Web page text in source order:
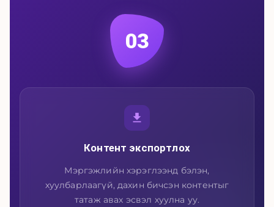
03
Контент экспортлох
Мэргэжлийн хэрэглээнд бэлэн,
хуулбарлаагүй, дахин бичсэн контентыг
татаж авах эсвэл хуулна уу.